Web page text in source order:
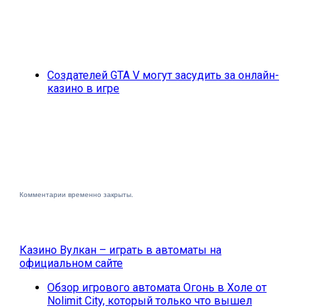
Создателей GTA V могут засудить за онлайн-
казино в игре
Комментарии временно закрыты.
Казино Вулкан – играть в автоматы на
официальном сайте
Обзор игрового автомата Огонь в Холе от
Nolimit City, который только что вышел